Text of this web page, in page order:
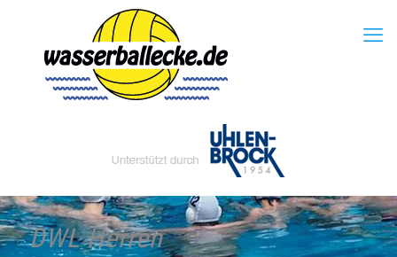
DWL Herren